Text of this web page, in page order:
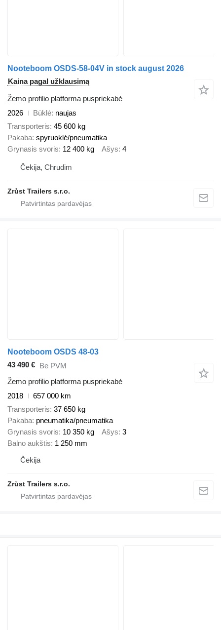
Nooteboom OSDS-58-04V in stock august 2026
Kaina pagal užklausimą
Žemo profilio platforma puspriekabė
2026
Būklė naujas
Transporteris 45 600 kg
Pakaba spyruoklė/pneumatika
Grynasis svoris 12 400 kg Ašys 4
Čekija, Chrudim
Zrůst Trailers s.r.o.
Nooteboom OSDS 48-03
43 490 € Be PVM
Žemo profilio platforma puspriekabė
2018
657 000 km
Transporteris 37 650 kg
Pakaba pneumatika/pneumatika
Grynasis svoris 10 350 kg Ašys 3
Balno aukštis 1 250 mm
Čekija
Zrůst Trailers s.r.o.